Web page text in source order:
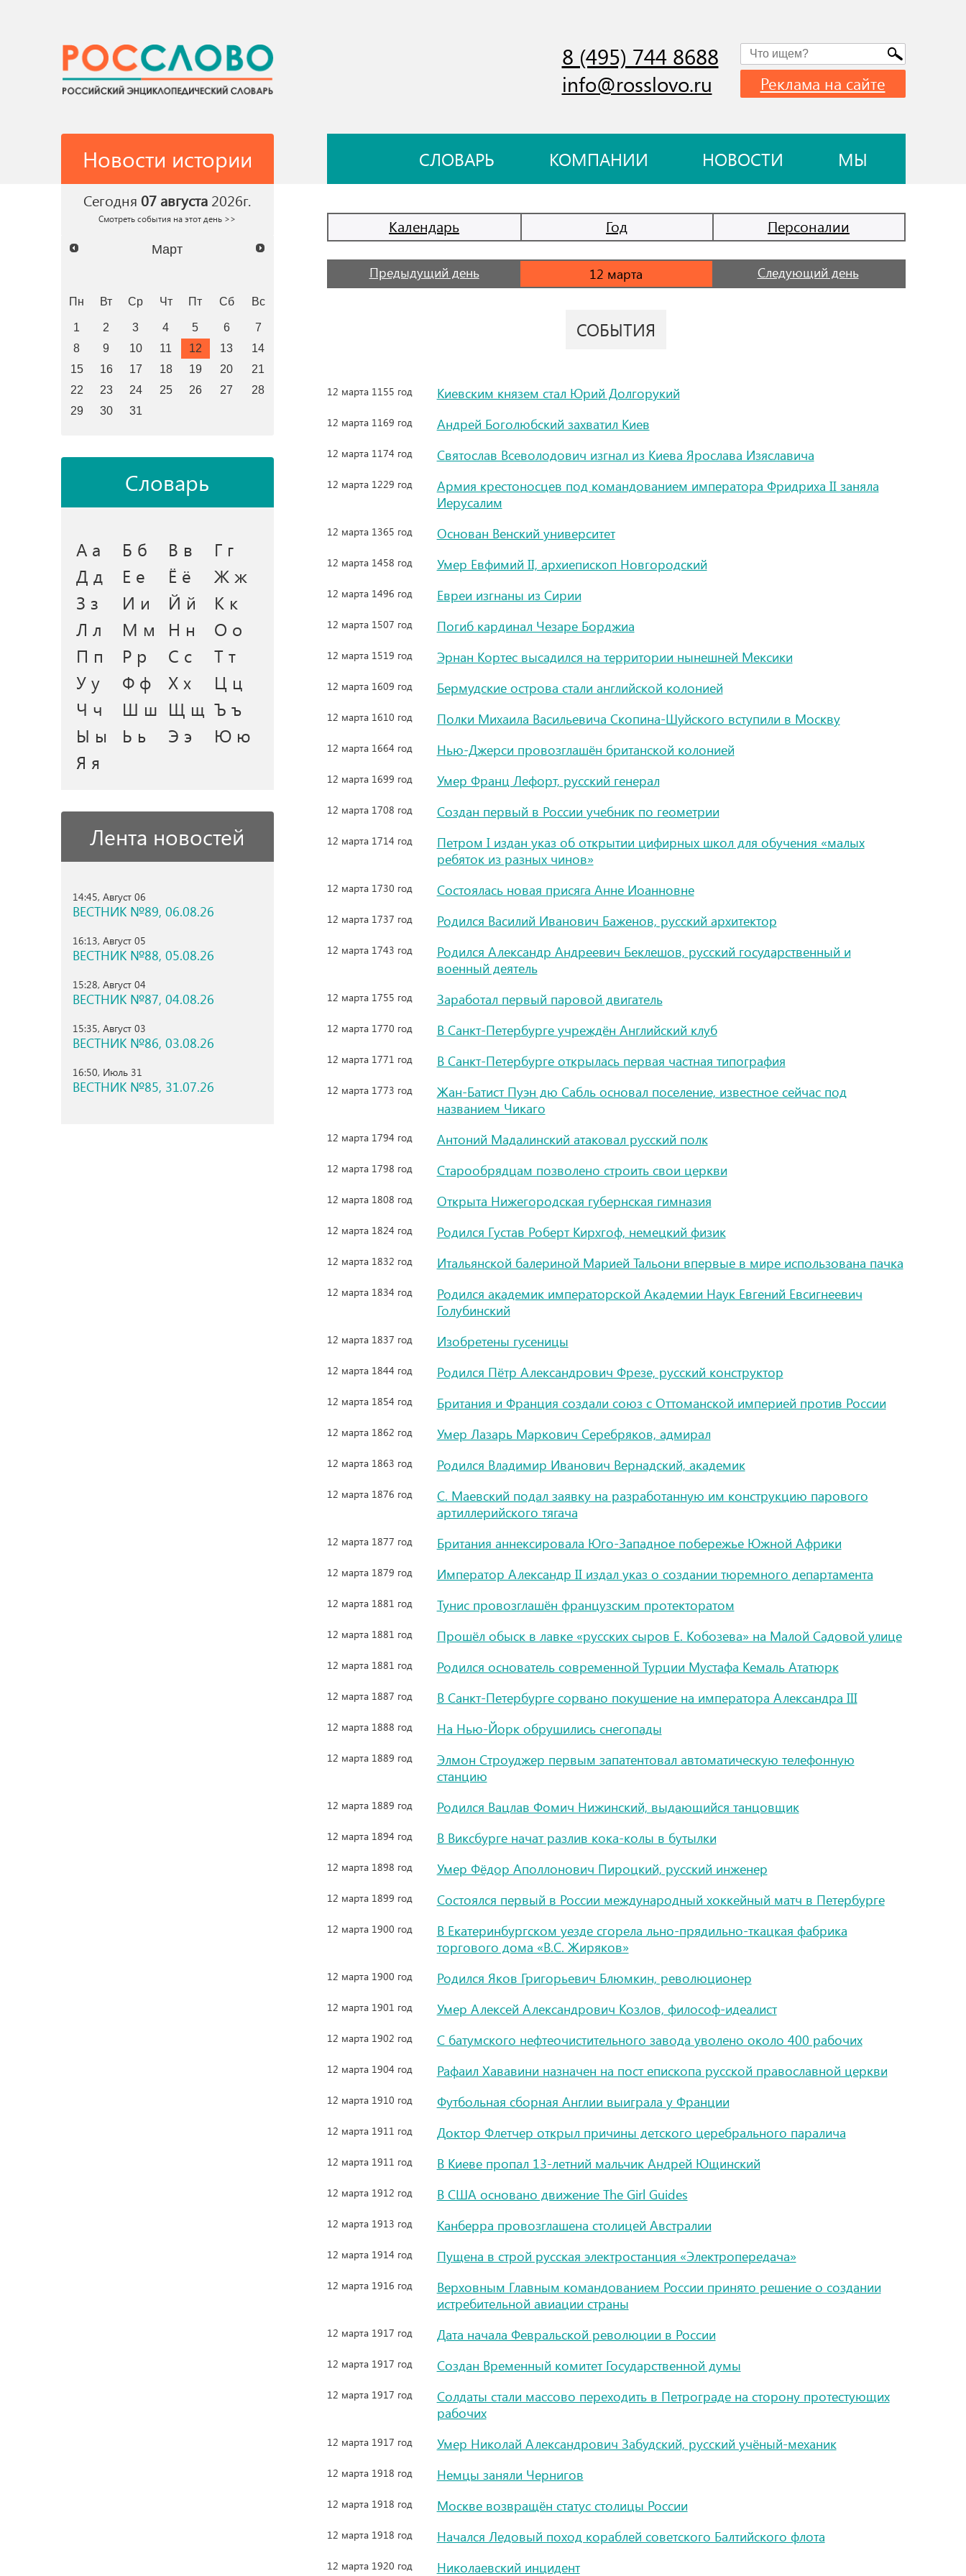
8 (495) 744 8688
info@rosslovo.ru Реклама на сайте
Новости истории СЛОВАРЬ КОМПАНИИ НОВОСТИ МЫ
Сегодня 07 августа 2026г.
Смотреть события на этот день >>
Март
Пн Вт Ср Чт Пт Сб Вс
1 2 3 4 5 6
7
8
9 10 11 12 13
14
15
16 17 18 19 20
21
22
23 24 25 26 27
28
29
30 31
Словарь
А а Б б В в
Г г
Д д
Е е Ё ё
Ж ж
З з
И и Й й
К к
Л л
М м Н н
О о
П п
Р р С с
Т т
У у
Ф ф Х х
Ц ц
Ч ч
Ш ш Щ щ Ъ ъ
Ы ы
Ь ь Э э
Ю ю
Я я
Лента новостей
14:45, Август 06
ВЕСТНИК №89, 06.08.26
16:13, Август 05
ВЕСТНИК №88, 05.08.26
15:28, Август 04
ВЕСТНИК №87, 04.08.26
15:35, Август 03
ВЕСТНИК №86, 03.08.26
16:50, Июль 31
ВЕСТНИК №85, 31.07.26
Календарь Год Персоналии
Предыдущий день Следующий день
СОБЫТИЯ
12 марта 1155 год Киевским князем стал Юрий Долгорукий
12 марта 1169 год Андрей Боголюбский захватил Киев
12 марта 1174 год Святослав Всеволодович изгнал из Киева Ярослава Изяславича
12 марта 1229 год
Армия крестоносцев под командованием императора Фридриха II заняла
Иерусалим
12 марта 1365 год Основан Венский университет
12 марта 1458 год Умер Евфимий II, архиепископ Новгородский
12 марта 1496 год Евреи изгнаны из Сирии
12 марта 1507 год Погиб кардинал Чезаре Борджиа
12 марта 1519 год Эрнан Кортес высадился на территории нынешней Мексики
12 марта 1609 год Бермудские острова стали английской колонией
12 марта 1610 год Полки Михаила Васильевича Скопина-Шуйского вступили в Москву
12 марта 1664 год Нью-Джерси провозглашён британской колонией
12 марта 1699 год Умер Франц Лефорт, русский генерал
12 марта 1708 год Создан первый в России учебник по геометрии
12 марта 1714 год
Петром I издан указ об открытии цифирных школ для обучения «малых
ребяток из разных чинов»
12 марта 1730 год Состоялась новая присяга Анне Иоанновне
12 марта 1737 год Родился Василий Иванович Баженов, русский архитектор
12 марта 1743 год
Родился Александр Андреевич Беклешов, русский государственный и
военный деятель
12 марта 1755 год Заработал первый паровой двигатель
12 марта 1770 год В Санкт-Петербурге учреждён Английский клуб
12 марта 1771 год В Санкт-Петербурге открылась первая частная типография
12 марта 1773 год
Жан-Батист Пуэн дю Сабль основал поселение, известное сейчас под
названием Чикаго
12 марта 1794 год Антоний Мадалинский атаковал русский полк
12 марта 1798 год Старообрядцам позволено строить свои церкви
12 марта 1808 год Открыта Нижегородская губернская гимназия
12 марта 1824 год Родился Густав Роберт Кирхгоф, немецкий физик
12 марта 1832 год Итальянской балериной Марией Тальони впервые в мире использована пачка
12 марта 1834 год
Родился академик императорской Академии Наук Евгений Евсигнеевич
Голубинский
12 марта 1837 год Изобретены гусеницы
12 марта 1844 год Родился Пётр Александрович Фрезе, русский конструктор
12 марта 1854 год Британия и Франция создали союз с Оттоманской империей против России
12 марта 1862 год Умер Лазарь Маркович Серебряков, адмирал
12 марта 1863 год Родился Владимир Иванович Вернадский, академик
12 марта 1876 год
С. Маевский подал заявку на разработанную им конструкцию парового
артиллерийского тягача
12 марта 1877 год Британия аннексировала Юго-Западное побережье Южной Африки
12 марта 1879 год Император Александр II издал указ о создании тюремного департамента
12 марта 1881 год Тунис провозглашён французским протекторатом
12 марта 1881 год Прошёл обыск в лавке «русских сыров Е. Кобозева» на Малой Садовой улице
12 марта 1881 год Родился основатель современной Турции Мустафа Кемаль Ататюрк
12 марта 1887 год В Санкт-Петербурге сорвано покушение на императора Александра III
12 марта 1888 год На Нью-Йорк обрушились снегопады
12 марта 1889 год
Элмон Строуджер первым запатентовал автоматическую телефонную
станцию
12 марта 1889 год Родился Вацлав Фомич Нижинский, выдающийся танцовщик
12 марта 1894 год В Виксбурге начат разлив кока-колы в бутылки
12 марта 1898 год Умер Фёдор Аполлонович Пироцкий, русский инженер
12 марта 1899 год Состоялся первый в России международный хоккейный матч в Петербурге
12 марта 1900 год
В Екатеринбургском уезде сгорела льно-прядильно-ткацкая фабрика
торгового дома «В.С. Жиряков»
12 марта 1900 год Родился Яков Григорьевич Блюмкин, революционер
12 марта 1901 год Умер Алексей Александрович Козлов, философ-идеалист
12 марта 1902 год С батумского нефтеочистительного завода уволено около 400 рабочих
12 марта 1904 год Рафаил Хававини назначен на пост епископа русской православной церкви
12 марта 1910 год Футбольная сборная Англии выиграла у Франции
12 марта 1911 год Доктор Флетчер открыл причины детского церебрального паралича
12 марта 1911 год В Киеве пропал 13-летний мальчик Андрей Ющинский
12 марта 1912 год В США основано движение The Girl Guides
12 марта 1913 год Канберра провозглашена столицей Австралии
12 марта 1914 год Пущена в строй русская электростанция «Электропередача»
12 марта 1916 год
Верховным Главным командованием России принято решение о создании
истребительной авиации страны
12 марта 1917 год Дата начала Февральской революции в России
12 марта 1917 год Создан Временный комитет Государственной думы
12 марта 1917 год
Солдаты стали массово переходить в Петрограде на сторону протестующих
рабочих
12 марта 1917 год Умер Николай Александрович Забудский, русский учёный-механик
12 марта 1918 год Немцы заняли Чернигов
12 марта 1918 год Москве возвращён статус столицы России
12 марта 1918 год Начался Ледовый поход кораблей советского Балтийского флота
12 марта 1920 год Николаевский инцидент